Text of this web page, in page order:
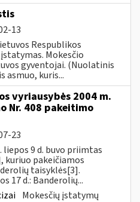
13
Respublikos
Mokesčio
gyventojai. (Nuolatinis
asmuo, kuris...
vyriausybės 2004 m.
Nr. 408 pakeitimo
23
9 d. buvo priimtas
pakeičiamos
taisyklės[3].
17 d.: Banderolių...
Mokesčių įstatymų